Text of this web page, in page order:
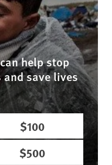
help stop
save lives
$100
$500